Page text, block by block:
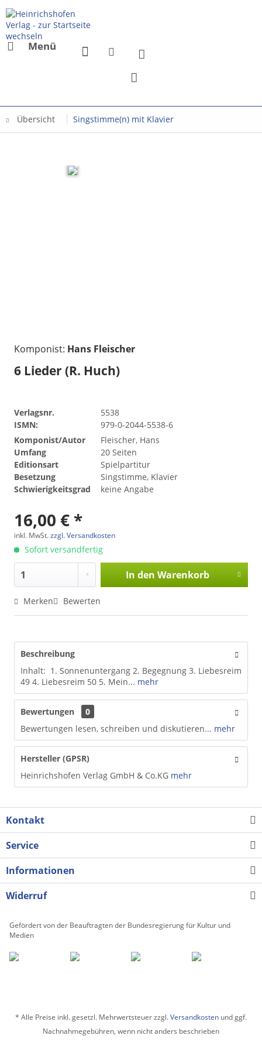
Menü
Übersicht Singstimme(n) mit Klavier
Komponist: Hans Fleischer
6 Lieder (R. Huch)
Verlagsnr.
5538
ISMN:
979-0-2044-5538-6
Komponist/Autor
Fleischer, Hans
Umfang
20 Seiten
Editionsart
Spielpartitur
Besetzung
Singstimme, Klavier
Schwierigkeitsgrad
keine Angabe
16,00 € *
inkl. MwSt.zzgl. Versandkosten
Sofort versandfertig
In den Warenkorb
Merken Bewerten
Beschreibung
Inhalt: 1. Sonnenuntergang 2. Begegnung 3. Liebesreim
49 4. Liebesreim 50 5. Mein... mehr
Bewertungen
0
Bewertungen lesen, schreiben und diskutieren... mehr
Hersteller (GPSR)
Heinrichshofen Verlag GmbH & Co.KG mehr
Kontakt
Service
Informationen
Widerruf
Gefördert von der Beauftragten der Bundesregierung für Kultur und
Medien
* Alle Preise inkl. gesetzl. Mehrwertsteuer zzgl.Versandkosten und ggf.
Nachnahmegebühren, wenn nicht anders beschrieben